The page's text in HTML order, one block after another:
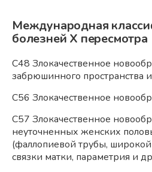
Международная
болезней Х пересмотра
С48 Злокачественное
забрюшинного
С56 Злокачественное
С57 Злокачественное
неуточненных женских
(фаллопиевой трубы, широкой
связки матки, параметрия и